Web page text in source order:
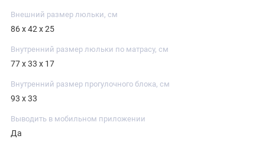
Внешний размер люльки, см
86 х 42 х 25
Внутренний размер люльки по матрасу, см
77 х 33 х 17
Внутренний размер прогулочного блока, см
93 х 33
Выводить в мобильном приложении
Да